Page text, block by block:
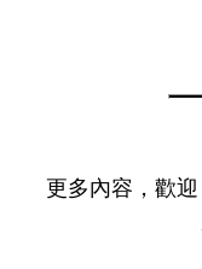
更多內容，歡迎